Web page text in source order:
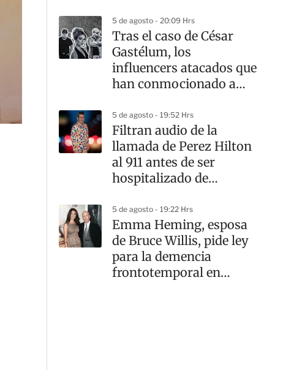
5 de agosto - 20:09 Hrs
Tras el caso de César
Gastélum, los
influencers atacados que
han conmocionado a
5 de agosto - 19:52 Hrs
Filtran audio de la
llamada de Perez Hilton
al 911 antes de ser
hospitalizado de
5 de agosto - 19:22 Hrs
Emma Heming, esposa
de Bruce Willis, pide ley
para la demencia
frontotemporal en